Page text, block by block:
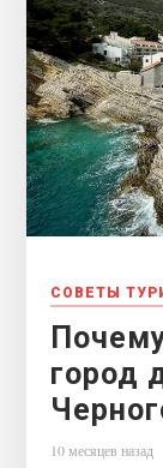
СОВЕТЫ
город
10 месяцев назад